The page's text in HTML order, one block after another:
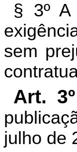
§ 3º A
sem
Art. 3º
julho de